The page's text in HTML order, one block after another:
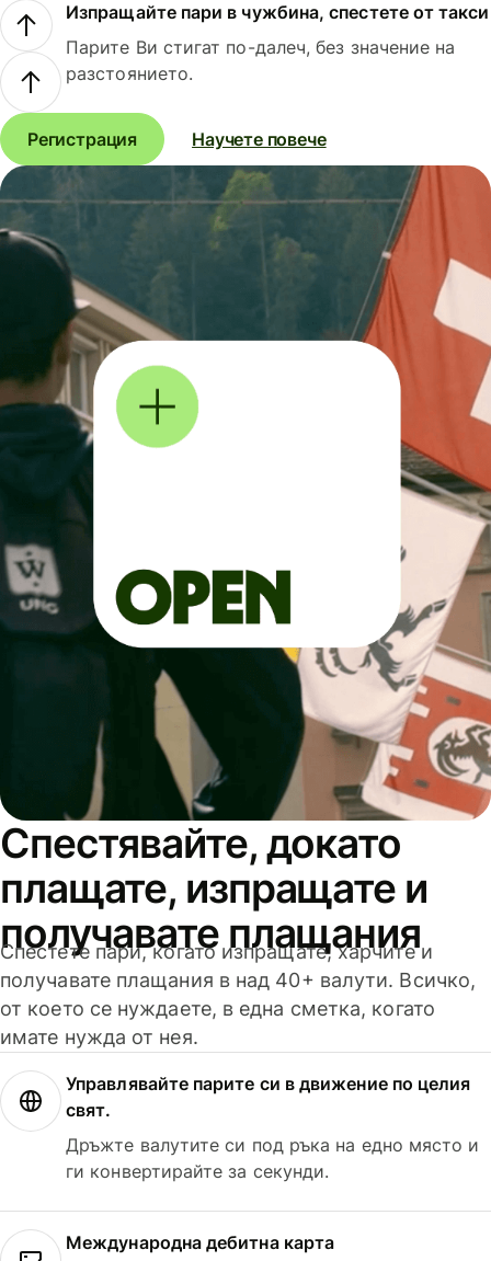
Изпращайте пари в чужбина, спестете от такси
Парите Ви стигат по-далеч, без значение на
разстоянието.
Регистрация Научете повече
Спестявайте, докато
плащате, изпращате и
получавате плащания
Спестете пари, когато изпращате, харчите и
получавате плащания в над 40+ валути. Всичко,
от което се нуждаете, в една сметка, когато
имате нужда от нея.
Управлявайте парите си в движение по целия
свят.
Дръжте валутите си под ръка на едно място и
ги конвертирайте за секунди.
Международна дебитна карта